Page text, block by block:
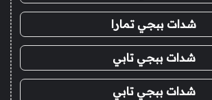
شدات ببجي تمارا
شدات ببجي تابي
شدات ببجي تابي